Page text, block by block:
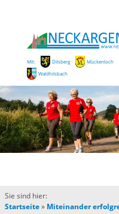
Mit: Dilsberg
Mückenloch
Waldhilsbach
Sie sind hier:
Startseite» Miteinander